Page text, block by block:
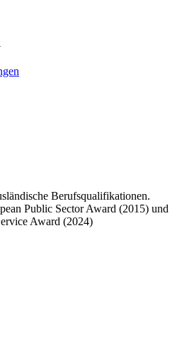
Berufsqualifikationen.
Public Sector Award (2015) und
Award (2024)